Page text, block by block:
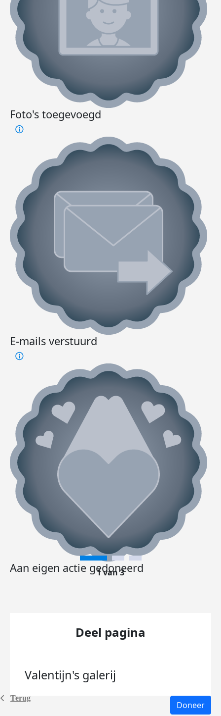
Terug
Foto's toegevoegd
E-mails verstuurd
Aan eigen actie gedoneerd
1 van 3
Deel pagina
Valentijn's galerij
Doneer